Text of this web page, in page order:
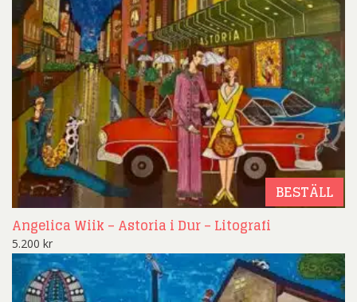
BESTÄLL
Angelica Wiik – Astoria i Dur – Litografi
5.200 kr